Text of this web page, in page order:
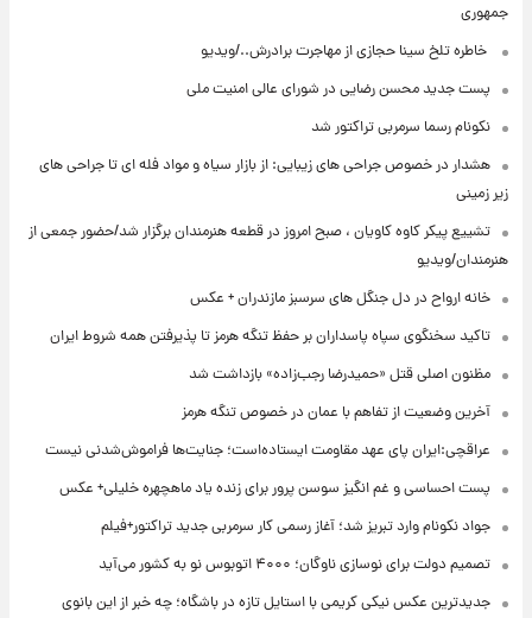
جمهوری
⁨ خاطره تلخ سینا حجازی از مهاجرت برادرش../ویدیو
پست جدید محسن رضایی در شورای عالی امنیت ملی
نکونام رسما سرمربی تراکتور شد
هشدار در خصوص جراحی های زیبایی: از بازار سیاه و مواد فله ای تا جراحی های
زیر زمینی
تشییع پیکر کاوه کاویان ، صبح امروز در قطعه هنرمندان برگزار شد/حضور جمعی از
هنرمندان/ویدیو
خانه ارواح در دل جنگل های سرسبز مازندران + عکس
تاکید سخنگوی سپاه پاسداران بر حفظ تنگه هرمز تا پذیرفتن همه شروط ایران
مظنون اصلی قتل «حمیدرضا رجب‌زاده» بازداشت شد
آخرین وضعیت از تفاهم با عمان در خصوص تنگه هرمز
عراقچی:ایران پای عهد مقاومت ایستاده‌است؛ جنایت‌ها فراموش‌شدنی نیست
پست احساسی و غم انگیز سوسن پرور برای زنده یاد ماهچهره خلیلی+ عکس
جواد نکونام وارد تبریز شد؛ آغاز رسمی کار سرمربی جدید تراکتور+فیلم
تصمیم دولت برای نوسازی ناوگان؛ ۴۰۰۰ اتوبوس نو به کشور می‌آید
جدیدترین عکس نیکی کریمی با استایل تازه در باشگاه؛ چه خبر از این بانوی